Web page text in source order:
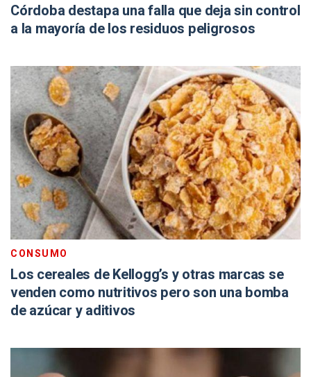
Córdoba destapa una falla que deja sin control
a la mayoría de los residuos peligrosos
CONSUMO
Los cereales de Kellogg’s y otras marcas se
venden como nutritivos pero son una bomba
de azúcar y aditivos